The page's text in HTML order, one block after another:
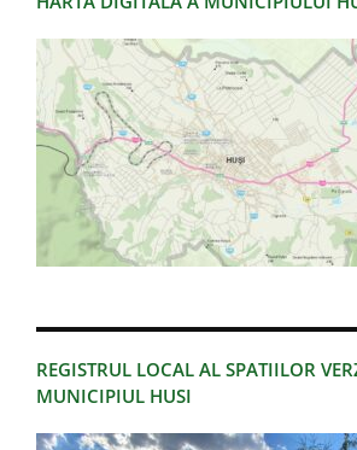
REGISTRUL LOCAL AL SPATIILOR
MUNICIPIUL HUSI